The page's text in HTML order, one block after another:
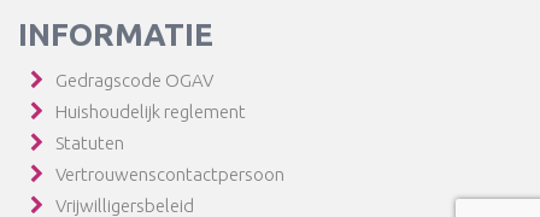
INFORMATIE
Gedragscode OGAV
Huishoudelijk reglement
Statuten
Vertrouwenscontactpersoon
Vrijwilligersbeleid